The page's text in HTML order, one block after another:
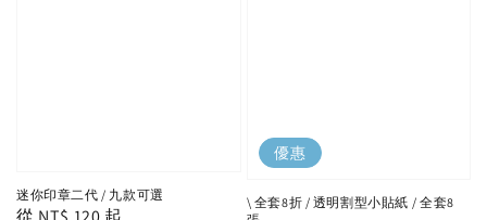
迷你印章二代 / 九款可選
優惠
\ 全套8折 / 透明割型小貼紙 / 全套8